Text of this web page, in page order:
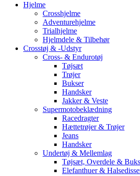
Hjelme
Crosshjelme
Adventurehjelme
Trialhjelme
Hjelmdele & Tilbehør
Crosstøj & -Udstyr
Cross- & Endurotøj
Tøjsæt
Trøjer
Bukser
Handsker
Jakker & Veste
Supermotobeklædning
Racedragter
Hættetrøjer & Trøjer
Jeans
Handsker
Undertøj & Mellemlag
Tøjsæt, Overdele &
Elefanthuer &